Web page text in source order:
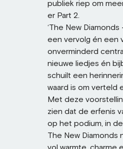
publiek riep om
er Part 2.
‘The New
een vervolg én een
onverminderd
nieuwe liedjes én
schuilt een
waard is om verteld
Met deze
zien dat de erfenis
op het podium, in
The New Diamonds
vol warmte, charme